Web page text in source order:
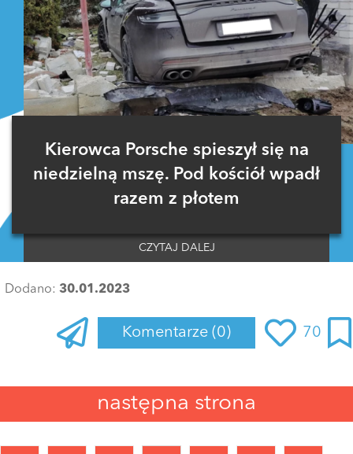
Kierowca Porsche spieszył się na
niedzielną mszę. Pod kościół wpadł
razem z płotem
CZYTAJ DALEJ
Dodano: 30.01.2023
Komentarze (0) 70
następna strona